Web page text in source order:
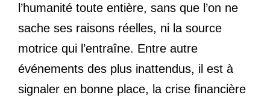
l’humanité toute entière, sans que l’on ne
sache ses raisons réelles, ni la source
motrice qui l’entraîne. Entre autre
événements des plus inattendus, il est à
signaler en bonne place, la crise financière